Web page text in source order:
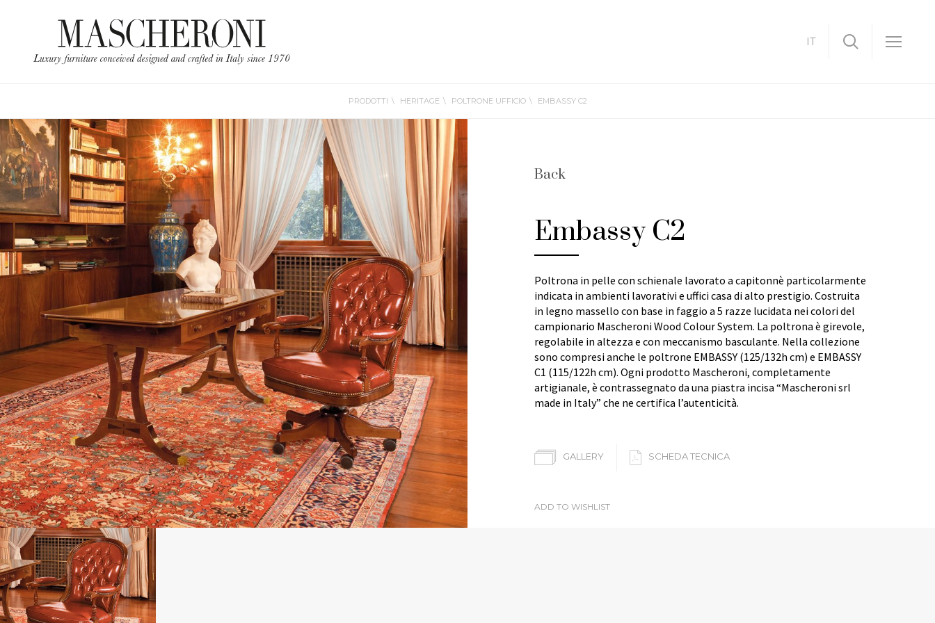
IT
PRODOTTI HERITAGE POLTRONE UFFICIO EMBASSY C2
Back
Embassy C2
Poltrona in pelle con schienale lavorato a capitonnè particolarmente
indicata in ambienti lavorativi e uffici casa di alto prestigio. Costruita
in legno massello con base in faggio a 5 razze lucidata nei colori del
campionario Mascheroni Wood Colour System. La poltrona è girevole,
regolabile in altezza e con meccanismo basculante. Nella collezione
sono compresi anche le poltrone EMBASSY (125/132h cm) e EMBASSY
C1 (115/122h cm). Ogni prodotto Mascheroni, completamente
artigianale, è contrassegnato da una piastra incisa “Mascheroni srl
made in Italy” che ne certifica l’autenticità.
GALLERY SCHEDA TECNICA
ADD TO WISHLIST